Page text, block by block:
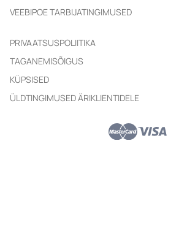
VEEBIPOE TARBIJATINGIMUSED
PRIVAATSUSPOLIITIKA
TAGANEMISÕIGUS
KÜPSISED
ÜLDTINGIMUSED ÄRIKLIENTIDELE